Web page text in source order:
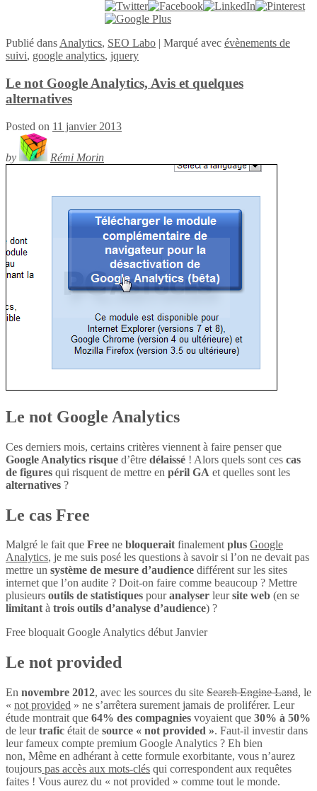
Publié dans Analytics, SEO Labo | Marqué avec évènements de
suivi, google analytics, jquery
Le not Google Analytics, Avis et quelques
alternatives
Posted on 11 janvier 2013
by Rémi Morin
Le not Google Analytics
Ces derniers mois, certains critères viennent à faire penser que
Google Analytics risque d’être délaissé ! Alors quels sont ces cas
de figures qui risquent de mettre en péril GA et quelles sont les
alternatives ?
Le cas Free
Malgré le fait que Free ne bloqueraitfinalementplus Google
Analytics, je me suis posé les questions à savoir si l’on ne devait pas
mettre un système de mesure d’audience différent sur les sites
internet que l’on audite ? Doit-on faire comme beaucoup ? Mettre
plusieurs outils de statistiques pouranalyser leursite web (en se
limitantà trois outils d’analyse d’audience) ?
Free bloquait Google Analytics début Janvier
Le not provided
En novembre 2012, avec les sources du site Search Engine Land, le
« not provided » ne s’arrêtera surement jamais de proliférer. Leur
étude montrait que 64% des compagnies voyaient que 30% à 50%
de leurtrafic était de source « not provided ». Faut-il investir dans
leur fameux compte premium Google Analytics ? Eh bien
non, Même en adhérant à cette formule exorbitante, vous n’aurez
toujours pas accès aux mots-clés qui correspondent aux requêtes
faites ! Vous aurez du « not provided » comme tout le monde.